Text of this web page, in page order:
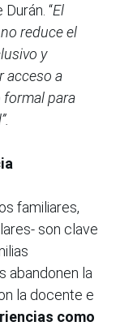
“El
reduce el
y
acceso a
formal para
familiares,
son clave
abandonen la
la docente e
como